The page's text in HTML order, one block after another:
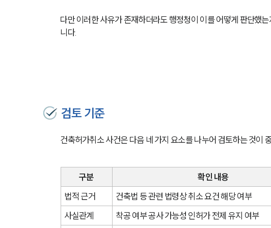
다만 이러한 사유가 존재하더라도 행정청이 이를 어떻게 판단했
니다.
검토 기준
건축허가취소 사건은 다음 네 가지 요소를 나누어 검토하는 것이
구분 확인 내용
법적 근거
건축법 등 관련 법령상 취소 요건 해당 여부
사실관계
착공 여부 공사 가능성 인허가 전제 유지 여부